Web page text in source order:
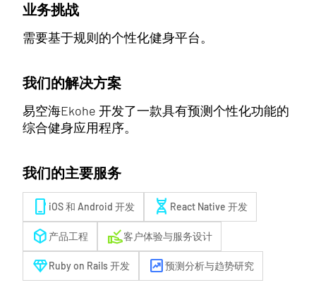
业务挑战
需要基于规则的个性化健身平台。
我们的解决方案
易空海Ekohe 开发了一款具有预测个性化功能的
综合健身应用程序。
我们的主要服务
phone_iphone iOS 和 Android 开发 genetics React Native 开发
deployed_code 产品工程 approval_delegation客户体验与服务设计
diamondRuby on Rails 开发 chart_data预测分析与趋势研究